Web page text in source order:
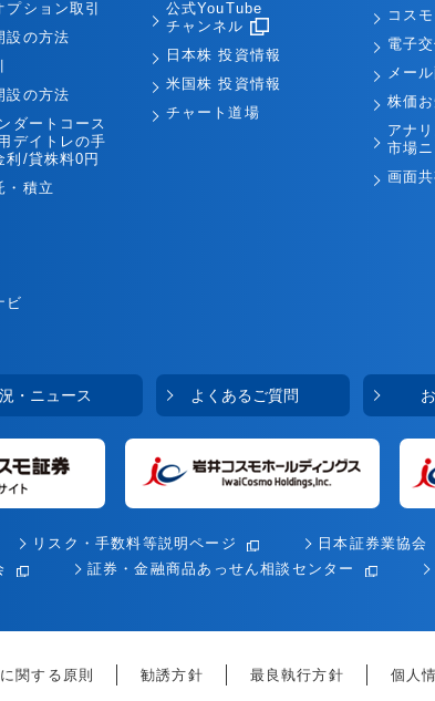
プション取引
設の方法
設の方法
ダートコース
デイトレの手
利/貸株料0円
・積立
ビ
公式YouTube
チャンネル
日本株 投資情報
米国株 投資情報
チャート道場
コス
電子
メー
株価
アナ
市場
画面
・ニュース よくあるご質問
リスク・手数料等説明ページ 日本証券業協会
証券・金融商品あっせん相談センター
関する原則 勧誘方針 最良執行方針 個人